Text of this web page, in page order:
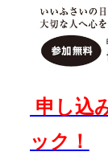
申し込
ック！